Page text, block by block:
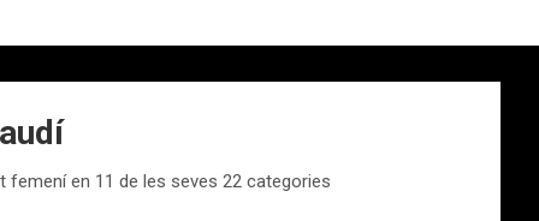
femení en 11 de les seves 22 categories